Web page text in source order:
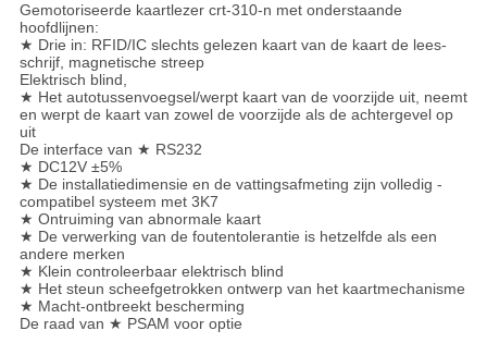
Gemotoriseerde kaartlezer crt-310-n met onderstaande
hoofdlijnen:
★ Drie in: RFID/IC slechts gelezen kaart van de kaart de lees-
schrijf, magnetische streep
Elektrisch blind,
★ Het autotussenvoegsel/werpt kaart van de voorzijde uit, neemt
en werpt de kaart van zowel de voorzijde als de achtergevel op
uit
De interface van ★ RS232
★ DC12V ±5%
★ De installatiedimensie en de vattingsafmeting zijn volledig -
compatibel systeem met 3K7
★ Ontruiming van abnormale kaart
★ De verwerking van de foutentolerantie is hetzelfde als een
andere merken
★ Klein controleerbaar elektrisch blind
★ Het steun scheefgetrokken ontwerp van het kaartmechanisme
★ Macht-ontbreekt bescherming
De raad van ★ PSAM voor optie